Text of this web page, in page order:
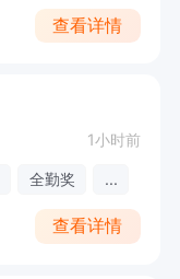
查看详情
1小时前
全勤奖 ...
查看详情